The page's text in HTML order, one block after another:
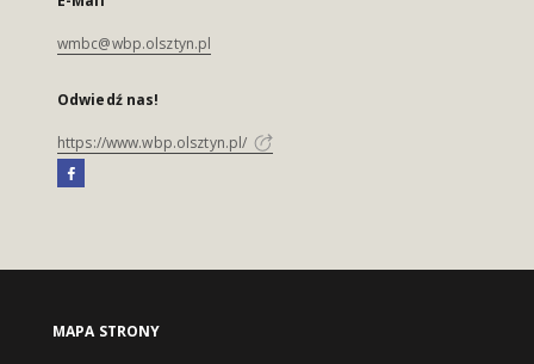
wmbc@wbp.olsztyn.pl
Odwiedź nas!
https://www.wbp.olsztyn.pl/
MAPA STRONY